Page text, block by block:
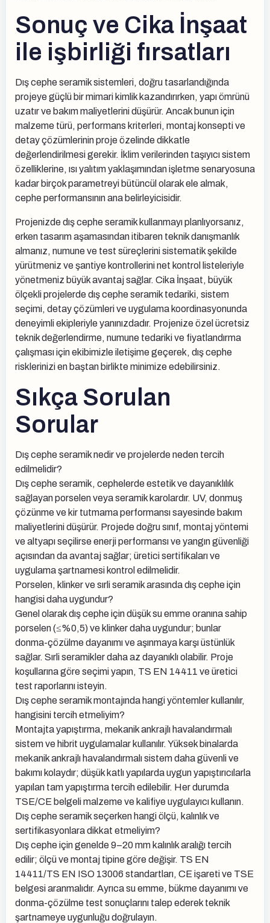
Sonuç ve Cika İnşaat
ile işbirliği fırsatları
Dış cephe seramik sistemleri, doğru tasarlandığında
projeye güçlü bir mimari kimlik kazandırırken, yapı ömrünü
uzatır ve bakım maliyetlerini düşürür. Ancak bunun için
malzeme türü, performans kriterleri, montaj konsepti ve
detay çözümlerinin proje özelinde dikkatle
değerlendirilmesi gerekir. İklim verilerinden taşıyıcı sistem
özelliklerine, ısı yalıtım yaklaşımından işletme senaryosuna
kadar birçok parametreyi bütüncül olarak ele almak,
cephe performansının ana belirleyicisidir.
Projenizde dış cephe seramik kullanmayı planlıyorsanız,
erken tasarım aşamasından itibaren teknik danışmanlık
almanız, numune ve test süreçlerini sistematik şekilde
yürütmeniz ve şantiye kontrollerini net kontrol listeleriyle
yönetmeniz büyük avantaj sağlar. Cika İnşaat, büyük
ölçekli projelerde dış cephe seramik tedariki, sistem
seçimi, detay çözümleri ve uygulama koordinasyonunda
deneyimli ekipleriyle yanınızdadır. Projenize özel ücretsiz
teknik değerlendirme, numune tedariki ve fiyatlandırma
çalışması için ekibimizle iletişime geçerek, dış cephe
risklerinizi en baştan birlikte minimize edebilirsiniz.
Sıkça Sorulan
Sorular
Dış cephe seramik nedir ve projelerde neden tercih
edilmelidir?
Dış cephe seramik, cephelerde estetik ve dayanıklılık
sağlayan porselen veya seramik karolardır. UV, donmuş
çözünme ve kir tutmama performansı sayesinde bakım
maliyetlerini düşürür. Projede doğru sınıf, montaj yöntemi
ve altyapı seçilirse enerji performansı ve yangın güvenliği
açısından da avantaj sağlar; üretici sertifikaları ve
uygulama şartnamesi kontrol edilmelidir.
Porselen, klinker ve sırli seramik arasında dış cephe için
hangisi daha uygundur?
Genel olarak dış cephe için düşük su emme oranına sahip
porselen (≤%0,5) ve klinker daha uygundur; bunlar
donma-çözülme dayanımı ve aşınmaya karşı üstünlük
sağlar. Sırli seramikler daha az dayanıklı olabilir. Proje
koşullarına göre seçimi yapın, TS EN 14411 ve üretici
test raporlarını isteyin.
Dış cephe seramik montajında hangi yöntemler kullanılır,
hangisini tercih etmeliyim?
Montajta yapıştırma, mekanik ankrajlı havalandırmalı
sistem ve hibrit uygulamalar kullanılır. Yüksek binalarda
mekanik ankrajlı havalandırmalı sistem daha güvenli ve
bakımı kolaydır; düşük katlı yapılarda uygun yapıştırıcılarla
yapılan tam yapıştırma tercih edilebilir. Her durumda
TSE/CE belgeli malzeme ve kalifiye uygulayıcı kullanın.
Dış cephe seramik seçerken hangi ölçü, kalınlık ve
sertifikasyonlara dikkat etmeliyim?
Dış cephe için genelde 9–20 mm kalınlık aralığı tercih
edilir; ölçü ve montaj tipine göre değişir. TS EN
14411/TS EN ISO 13006 standartları, CE işareti ve TSE
belgesi aranmalıdır. Ayrıca su emme, bükme dayanımı ve
donma-çözülme test sonuçlarını talep ederek teknik
şartnameye uygunluğu doğrulayın.